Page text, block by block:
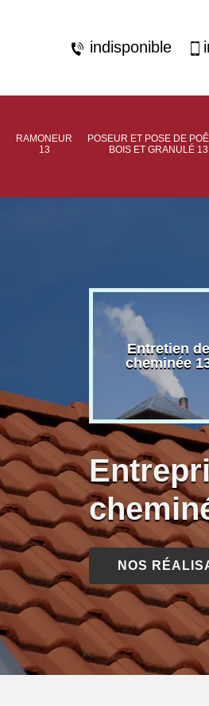
indisponible
RAMONEUR
13
POSEUR ET POSE DE
BOIS ET GRANULÉ 13
Entretien de
cheminée
NOS